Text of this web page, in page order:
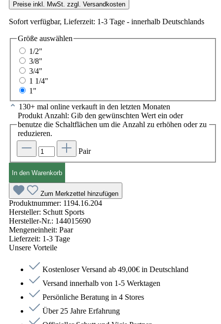
Preise inkl. MwSt. zzgl. Versandkosten
Sofort verfügbar, Lieferzeit: 1-3 Tage - innerhalb Deutschlands
Größe auswählen
1/2"
3/8"
3/4"
1 1/4"
1"
130+ mal online verkauft in den letzten Monaten
Produkt Anzahl: Gib den gewünschten Wert ein oder
benutze die Schaltflächen um die Anzahl zu erhöhen oder zu
reduzieren.
Pair
In den Warenkorb
Zum Merkzettel hinzufügen
Produktnummer: 1194.16.204
Hersteller: Schutt Sports
Hersteller-Nr.: 144015690
Mengeneinheit: Paar
Lieferzeit: 1-3 Tage
Unsere Vorteile
Kostenloser Versand ab 49,00€ in Deutschland
Versand innerhalb von 1-5 Werktagen
Persönliche Beratung in 4 Stores
Über 25 Jahre Erfahrung